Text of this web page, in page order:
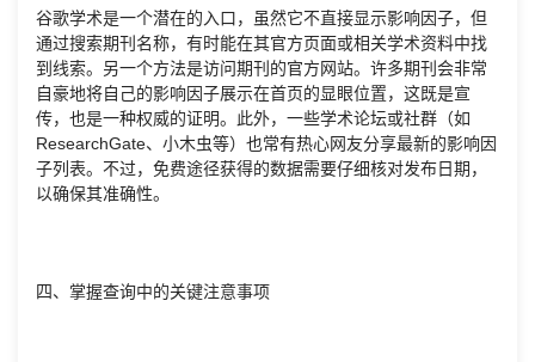
谷歌学术是一个潜在的入口，虽然它不直接显示影响因子，但
通过搜索期刊名称，有时能在其官方页面或相关学术资料中找
到线索。另一个方法是访问期刊的官方网站。许多期刊会非常
自豪地将自己的影响因子展示在首页的显眼位置，这既是宣
传，也是一种权威的证明。此外，一些学术论坛或社群（如
ResearchGate、小木虫等）也常有热心网友分享最新的影响因
子列表。不过，免费途径获得的数据需要仔细核对发布日期，
以确保其准确性。
四、掌握查询中的关键注意事项